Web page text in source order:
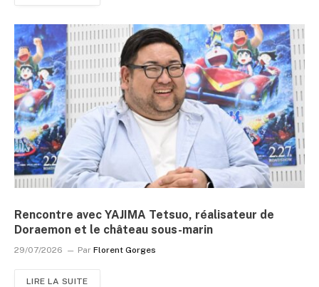
Rencontre avec YAJIMA Tetsuo, réalisateur de
Doraemon et le château sous-marin
29/07/2026 Par Florent Gorges
LIRE LA SUITE